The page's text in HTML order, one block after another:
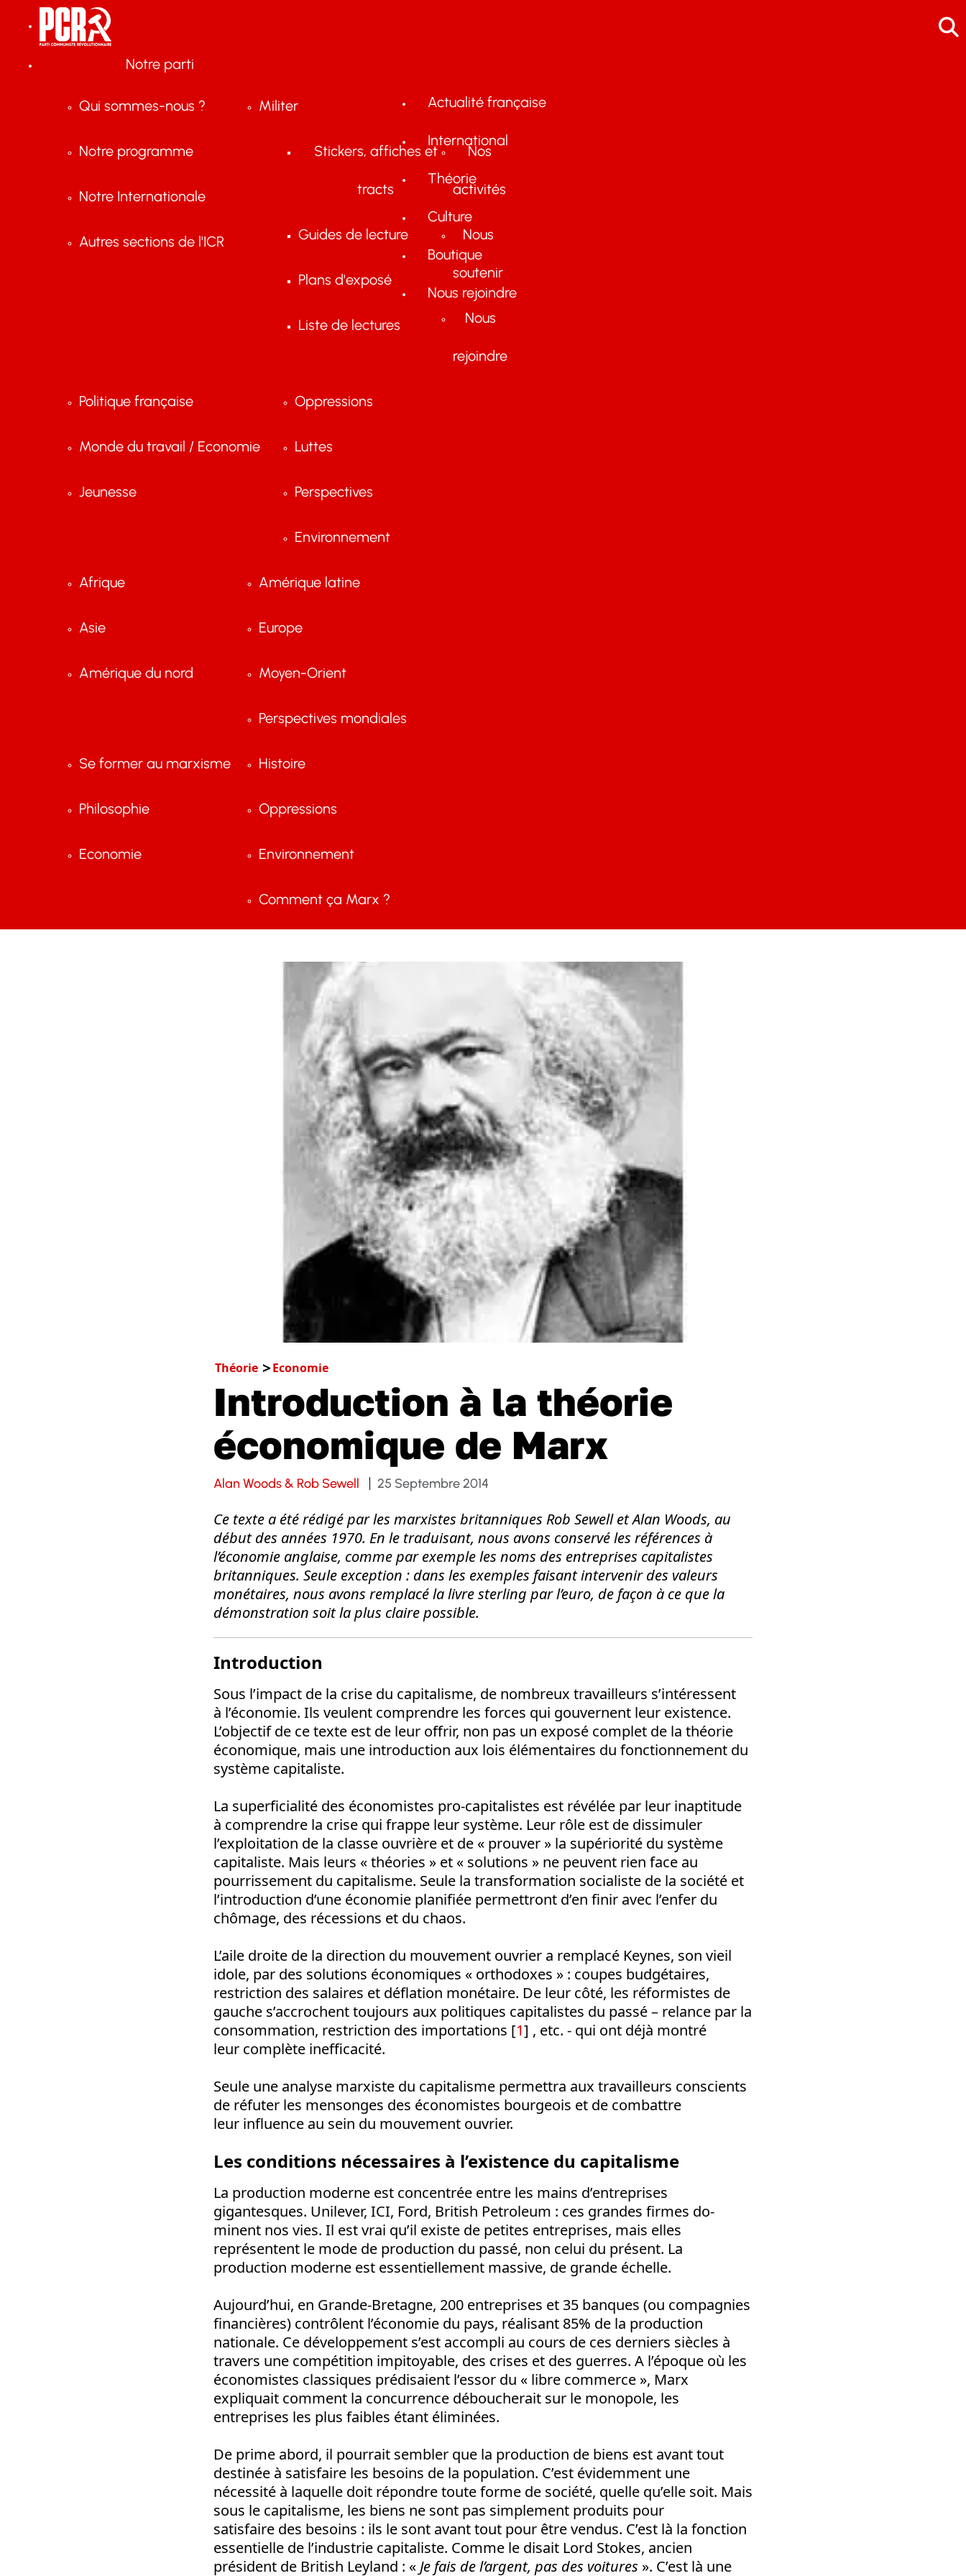
Notre parti
Qui sommes-nous ?
Notre programme
Notre Internationale
Autres sections de l'ICR
Militer
Stickers, affiches et
tracts
Guides de lecture
Plans d'exposé
Liste de lectures
Nos
activités
Nous
soutenir
Nous
rejoindre
Actualité française
Politique française
Monde du travail / Economie
Jeunesse
Oppressions
Luttes
Perspectives
Environnement
International
Afrique
Asie
Amérique du nord
Amérique latine
Europe
Moyen-Orient
Perspectives mondiales
Théorie
Se former au marxisme
Philosophie
Economie
Histoire
Oppressions
Environnement
Comment ça Marx ?
Culture
Boutique
Nous rejoindre
Théorie Economie
Introduction à la théorie
économique de Marx
Alan Woods & Rob Sewell 25 Septembre 2014
Ce texte a été rédigé par les marxistes britanniques Rob Sewell et Alan Woods, au
début des années 1970. En le traduisant, nous avons conservé les références à
l’économie anglaise, comme par exemple les noms des entreprises capitalistes
britanniques. Seule exception : dans les exemples faisant intervenir des valeurs
monétaires, nous avons remplacé la livre sterling par l’euro, de façon à ce que la
démonstration soit la plus claire possible.
Introduction
Sous l’impact de la crise du capitalisme, de nombreux tra­vailleurs s’intéressent
à l’économie. Ils veulent comprendre les forces qui gouvernent leur existence.
L’objectif de ce texte est de leur offrir, non pas un exposé complet de la théorie
économique, mais une introduction aux lois élémentaires du fonctionnement du
système capitaliste.
La superficialité des économistes pro-capitalistes est révélée par leur inaptitude
à comprendre la crise qui frappe leur système. Leur rôle est de dissimuler
l’exploitation de la classe ouvrière et de « prouver » la supériorité du système
capitaliste. Mais leurs « théories » et « solutions » ne peuvent rien face au
pourrissement du capitalisme. Seule la transformation socialiste de la société et
l’introduction d’une économie planifiée permettront d’en finir avec l’enfer du
chômage, des récessions et du chaos.
L’aile droite de la direction du mouvement ouvrier a remplacé Keynes, son vieil
idole, par des solutions économiques « orthodoxes » : coupes budgétaires,
restriction des salaires et déflation monétaire. De leur côté, les réformistes de
gauche s’accrochent toujours aux politiques capitalistes du passé – relance par la
consommation, restriction des importations [1] , etc. - qui ont déjà montré
leur complète inefficacité.
Seule une analyse marxiste du capitalisme permettra aux travailleurs conscients
de réfuter les mensonges des économistes bourgeois et de combattre
leur influence au sein du mouvement ouvrier.
Les conditions nécessaires à l’existence du capitalisme
La production moderne est concentrée entre les mains d’entreprises
gigantesques. Unilever, ICI, Ford, British Petroleum : ces grandes firmes do­
minent nos vies. Il est vrai qu’il existe de petites entreprises, mais elles
représentent le mode de production du passé, non celui du présent. La
production moderne est essentiellement massive, de grande échelle.
Aujourd’hui, en Grande-Bretagne, 200 entreprises et 35 banques (ou compagnies
financières) contrôlent l’économie du pays, réalisant 85% de la production
nationale. Ce développement s’est accompli au cours de ces derniers siècles à
travers une compétition impitoyable, des crises et des guerres. A l’époque où les
économistes classiques prédisaient l’essor du « libre commerce », Marx
expliquait comment la concurrence déboucherait sur le monopole, les
entreprises les plus faibles étant éliminées.
De prime abord, il pourrait sembler que la production de biens est avant tout
destinée à satisfaire les besoins de la population. C’est évidemment une
nécessité à laquelle doit répondre toute forme de société, quelle qu’elle soit. Mais
sous le capitalisme, les biens ne sont pas simplement produits pour
satisfaire des besoins : ils le sont avant tout pour être vendus. C’est là la fonction
essentielle de l’industrie capitaliste. Comme le disait Lord Stokes, ancien
président de British Leyland : « Je fais de l’argent, pas des voitures ». C’est là une